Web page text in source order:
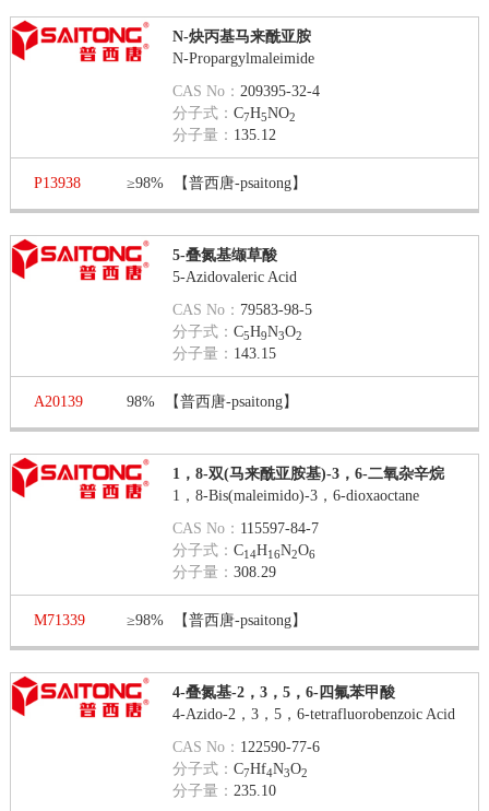
N-炔丙基马来酰亚胺
N-Propargylmaleimide
CAS No：209395-32-4
分子式：C7H5NO2
分子量： 135.12
P13938 ≥98% 【普西唐-psaitong】
5-叠氮基缬草酸
5-Azidovaleric Acid
CAS No： 79583-98-5
分子式：C5H9N3O2
分子量： 143.15
A20139 98% 【普西唐-psaitong】
1，8-双(马来酰亚胺基)-3，6-二氧杂辛烷
1，8-Bis(maleimido)-3，6-dioxaoctane
CAS No： 115597-84-7
分子式：C14H16N2O6
分子量：308.29
M71339 ≥98% 【普西唐-psaitong】
4-叠氮基-2，3，5，6-四氟苯甲酸
4-Azido-2，3，5，6-tetrafluorobenzoic Acid
CAS No： 122590-77-6
分子式：C7Hf4N3O2
分子量：235.10